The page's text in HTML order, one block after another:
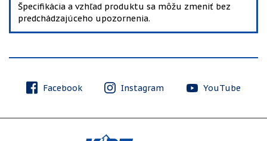
Špecifikácia a vzhľad produktu sa môžu zmeniť bez
predchádzajúceho upozornenia.
Facebook Instagram YouTube